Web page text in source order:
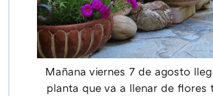
Mañana viernes 7 de agosto
planta que va a llenar de flores